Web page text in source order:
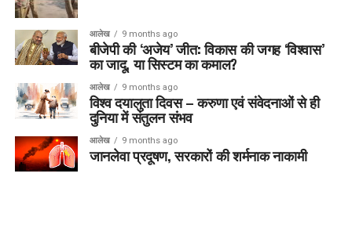
आलेख 9 months ago
बीजेपी की ‘अजेय’ जीत: विकास की जगह ‘विश्वास’
का जादू, या सिस्टम का कमाल?
आलेख 9 months ago
विश्व दयालुता दिवस – करुणा एवं संवेदनाओं से ही
दुनिया में संतुलन संभव
आलेख 9 months ago
जानलेवा प्रदूषण, सरकारों की शर्मनाक नाकामी